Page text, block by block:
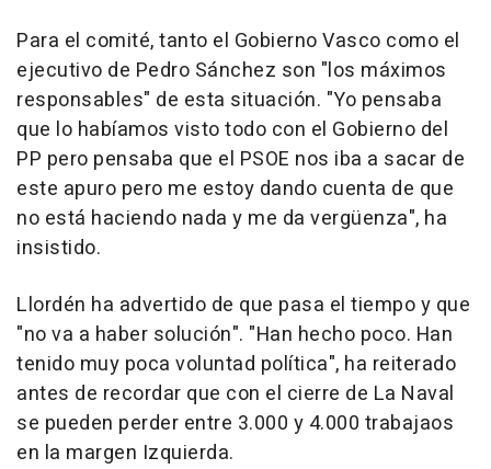
Para el comité, tanto el Gobierno Vasco como el
ejecutivo de Pedro Sánchez son "los máximos
responsables" de esta situación. "Yo pensaba
que lo habíamos visto todo con el Gobierno del
PP pero pensaba que el PSOE nos iba a sacar de
este apuro pero me estoy dando cuenta de que
no está haciendo nada y me da vergüenza", ha
insistido.
Llordén ha advertido de que pasa el tiempo y que
"no va a haber solución". "Han hecho poco. Han
tenido muy poca voluntad política", ha reiterado
antes de recordar que con el cierre de La Naval
se pueden perder entre 3.000 y 4.000 trabajaos
en la margen Izquierda.